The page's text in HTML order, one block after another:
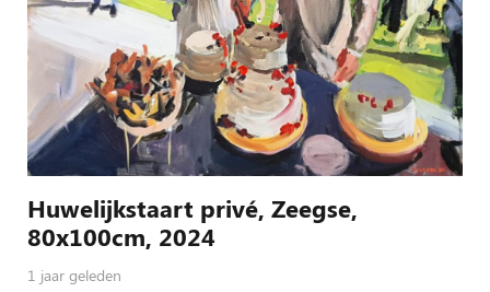
Huwelijkstaart privé, Zeegse,
80x100cm, 2024
1 jaar geleden